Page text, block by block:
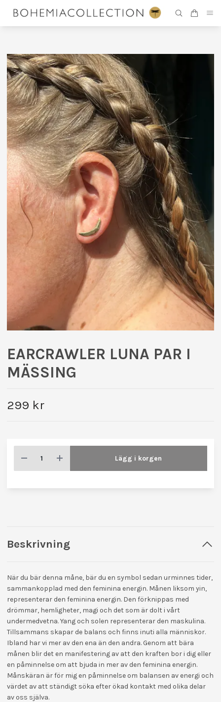
EARCRAWLER LUNA PAR I
MÄSSING
299 kr
Lägg i korgen
Beskrivning
När du bär denna måne, bär du en symbol sedan urminnes tider,
sammankopplad med den feminina energin. Månen liksom yin,
representerar den feminina energin. Den förknippas med
drömmar, hemligheter, magi och det som är dolt i vårt
undermedvetna. Yang och solen representerar den maskulina.
Tillsammans skapar de balans och finns inuti alla människor.
Ibland har vi mer av den ena än den andra. Genom att bära
månen blir det en manifestering av att den kraften bor i dig eller
en påminnelse om att bjuda in mer av den feminina energin.
Månskäran är för mig en påminnelse om balansen av energi och
värdet av att ständigt söka efter ökad kontakt med olika delar
av oss själva.